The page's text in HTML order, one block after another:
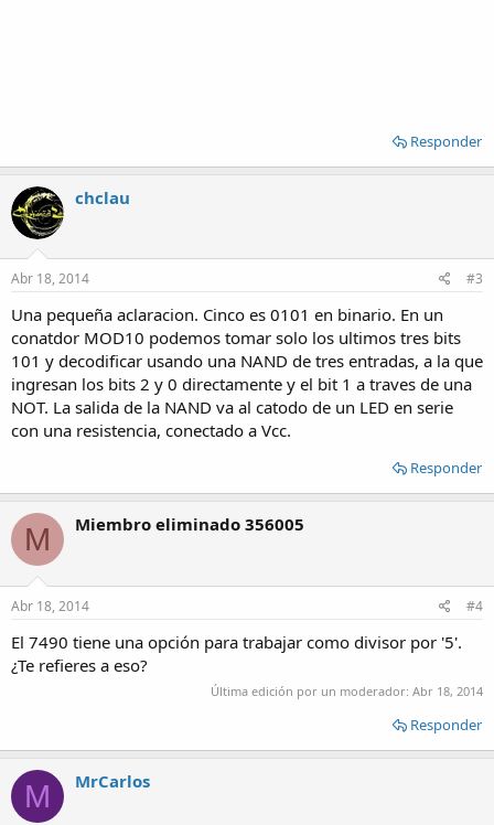
Responder
chclau
Abr 18, 2014 #3
Una pequeña aclaracion. Cinco es 0101 en binario. En un
conatdor MOD10 podemos tomar solo los ultimos tres bits
101 y decodificar usando una NAND de tres entradas, a la que
ingresan los bits 2 y 0 directamente y el bit 1 a traves de una
NOT. La salida de la NAND va al catodo de un LED en serie
con una resistencia, conectado a Vcc.
Responder
M Miembro eliminado 356005
Abr 18, 2014 #4
El 7490 tiene una opción para trabajar como divisor por '5'.
¿Te refieres a eso?
Última edición por un moderador: Abr 18, 2014
Responder
M MrCarlos